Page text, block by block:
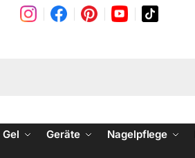
Gel Geräte Nagelpflege